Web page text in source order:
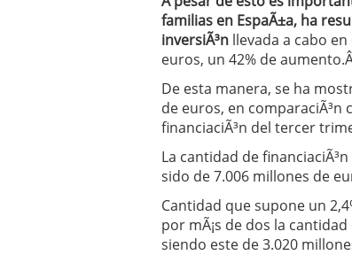
familias en EspaÃ±a, ha
inversiÃ³n llevada a cabo
euros, un 42% de
De esta manera, se ha
de euros, en comparaciÃ³n
financiaciÃ³n del tercer
La cantidad de
sido de 7.006 millones de
Cantidad que supone un
por mÃ¡s de dos la
siendo este de 3.020